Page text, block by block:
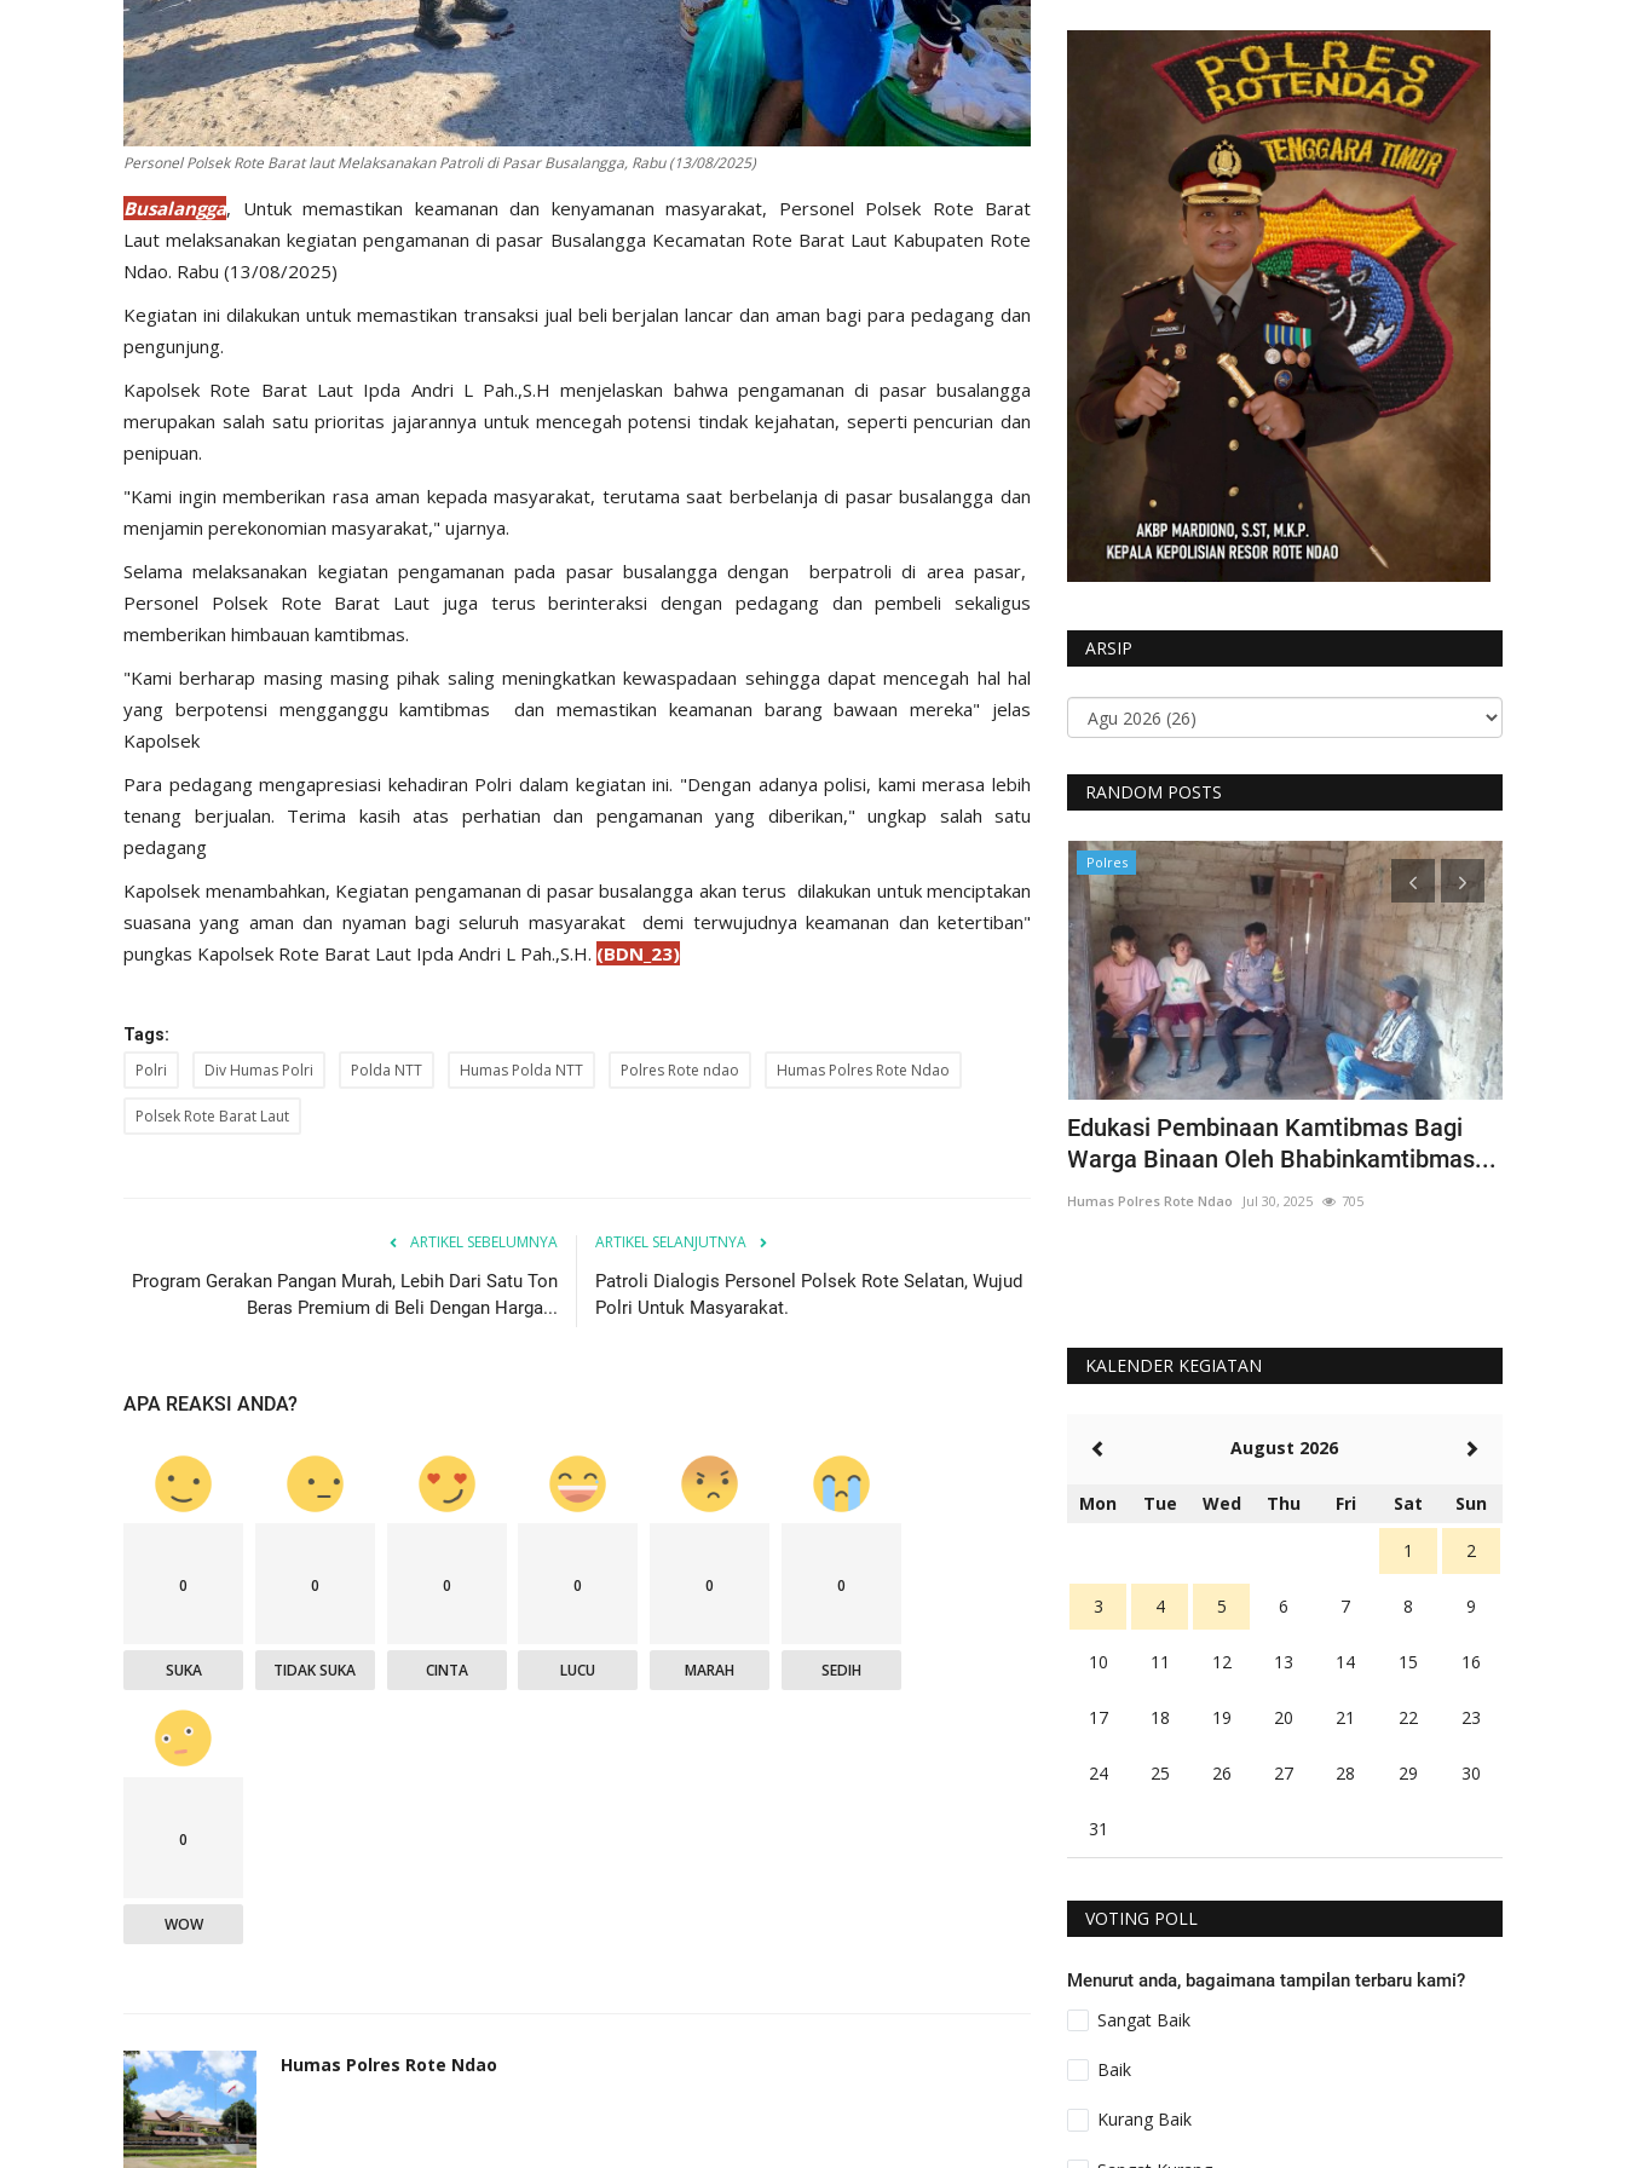
Personel Polsek Rote Barat laut Melaksanakan Patroli di Pasar Busalangga, Rabu (13/08/2025)
Busalangga, Untuk memastikan keamanan dan kenyamanan masyarakat, Personel Polsek Rote Barat
Laut melaksanakan kegiatan pengamanan di pasar Busalangga Kecamatan Rote Barat Laut Kabupaten Rote
Ndao. Rabu (13/08/2025)
Kegiatan ini dilakukan untuk memastikan transaksi jual beli berjalan lancar dan aman bagi para pedagang dan
pengunjung.
Kapolsek Rote Barat Laut Ipda Andri L Pah.,S.H menjelaskan bahwa pengamanan di pasar busalangga
merupakan salah satu prioritas jajarannya untuk mencegah potensi tindak kejahatan, seperti pencurian dan
penipuan.
"Kami ingin memberikan rasa aman kepada masyarakat, terutama saat berbelanja di pasar busalangga dan
menjamin perekonomian masyarakat," ujarnya.
Selama melaksanakan kegiatan pengamanan pada pasar busalangga dengan berpatroli di area pasar,
Personel Polsek Rote Barat Laut juga terus berinteraksi dengan pedagang dan pembeli sekaligus
memberikan himbauan kamtibmas.
"Kami berharap masing masing pihak saling meningkatkan kewaspadaan sehingga dapat mencegah hal hal
yang berpotensi mengganggu kamtibmas dan memastikan keamanan barang bawaan mereka" jelas
Kapolsek
Para pedagang mengapresiasi kehadiran Polri dalam kegiatan ini. "Dengan adanya polisi, kami merasa lebih
tenang berjualan. Terima kasih atas perhatian dan pengamanan yang diberikan," ungkap salah satu
pedagang
Kapolsek menambahkan, Kegiatan pengamanan di pasar busalangga akan terus dilakukan untuk menciptakan
suasana yang aman dan nyaman bagi seluruh masyarakat demi terwujudnya keamanan dan ketertiban"
pungkas Kapolsek Rote Barat Laut Ipda Andri L Pah.,S.H. (BDN_23)
Tags:
Polri Div Humas Polri Polda NTT Humas Polda NTT Polres Rote ndao Humas Polres Rote Ndao
Polsek Rote Barat Laut
ARTIKEL SEBELUMNYA
Program Gerakan Pangan Murah, Lebih Dari Satu Ton
Beras Premium di Beli Dengan Harga...
ARTIKEL SELANJUTNYA
Patroli Dialogis Personel Polsek Rote Selatan, Wujud
Polri Untuk Masyarakat.
APA REAKSI ANDA?
0
SUKA
0
TIDAK SUKA
0
CINTA
0
LUCU
0
MARAH
0
SEDIH
0
WOW
Humas Polres Rote Ndao
ARSIP
RANDOM POSTS
Polsek
Ketua Umum Bhayangkari Ny. Juliati
Polres
Edukasi Pembinaan Kamtibmas Bagi
Warga Binaan Oleh Bhabinkamtibmas...
Humas Polres Rote Ndao Jul 30, 2025 705
KALENDER KEGIATAN
August 2026
Mon Tue Wed Thu Fri Sat Sun
1 2
3 4 5 6 7 8 9
10 11 12 13 14 15 16
17 18 19 20 21 22 23
24 25 26 27 28 29 30
31
VOTING POLL
Menurut anda, bagaimana tampilan terbaru kami?
Sangat Baik
Baik
Kurang Baik